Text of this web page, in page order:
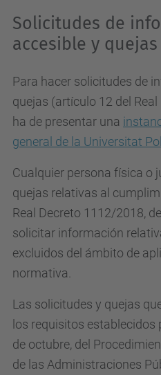
Solicitudes de
accesible y quejas
Para hacer solicitudes de
quejas (artículo 12 del
ha de presentar una
general de la Universitat
Cualquier persona física o
quejas relativas al
Real Decreto 1112/2018,
solicitar información
excluidos del ámbito de
normativa.
Las solicitudes y quejas
los requisitos establecidos
de octubre, del
de las Administraciones